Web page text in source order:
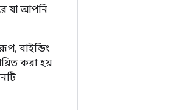
যা আপনি
বাইন্ডিং
করা হয়